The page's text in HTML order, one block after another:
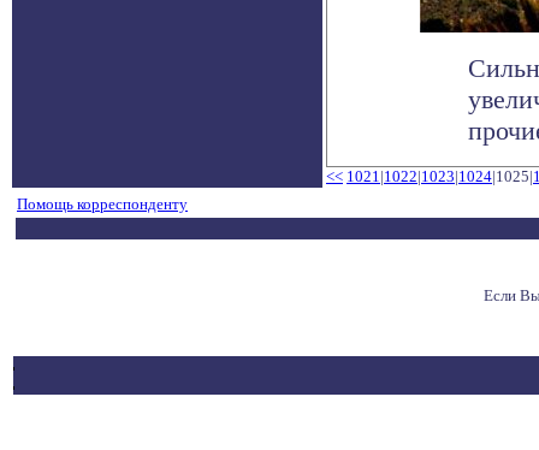
<< 1021|1022|1023|1024|1025|
Помощь корреспонденту
Если